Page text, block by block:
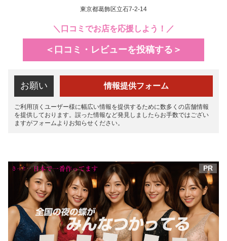
東京都葛飾区立石7-2-14
＼口コミでお店を応援しよう！／
＜口コミ・レビューを投稿する＞
お願い
ご利用頂くユーザー様に幅広い情報を提供するために数多くの店舗情報
を提供しております。誤った情報など発見しましたらお手数ではござい
ますがフォームよりお知らせください。
情報提供フォーム
PR